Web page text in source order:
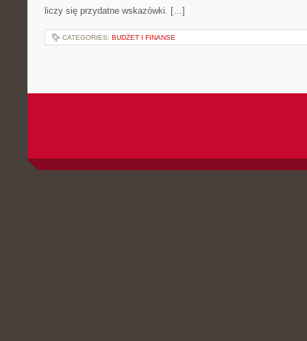
liczy się przydatne wskazówki. […]
CATEGORIES: BUDŻET I FINANSE